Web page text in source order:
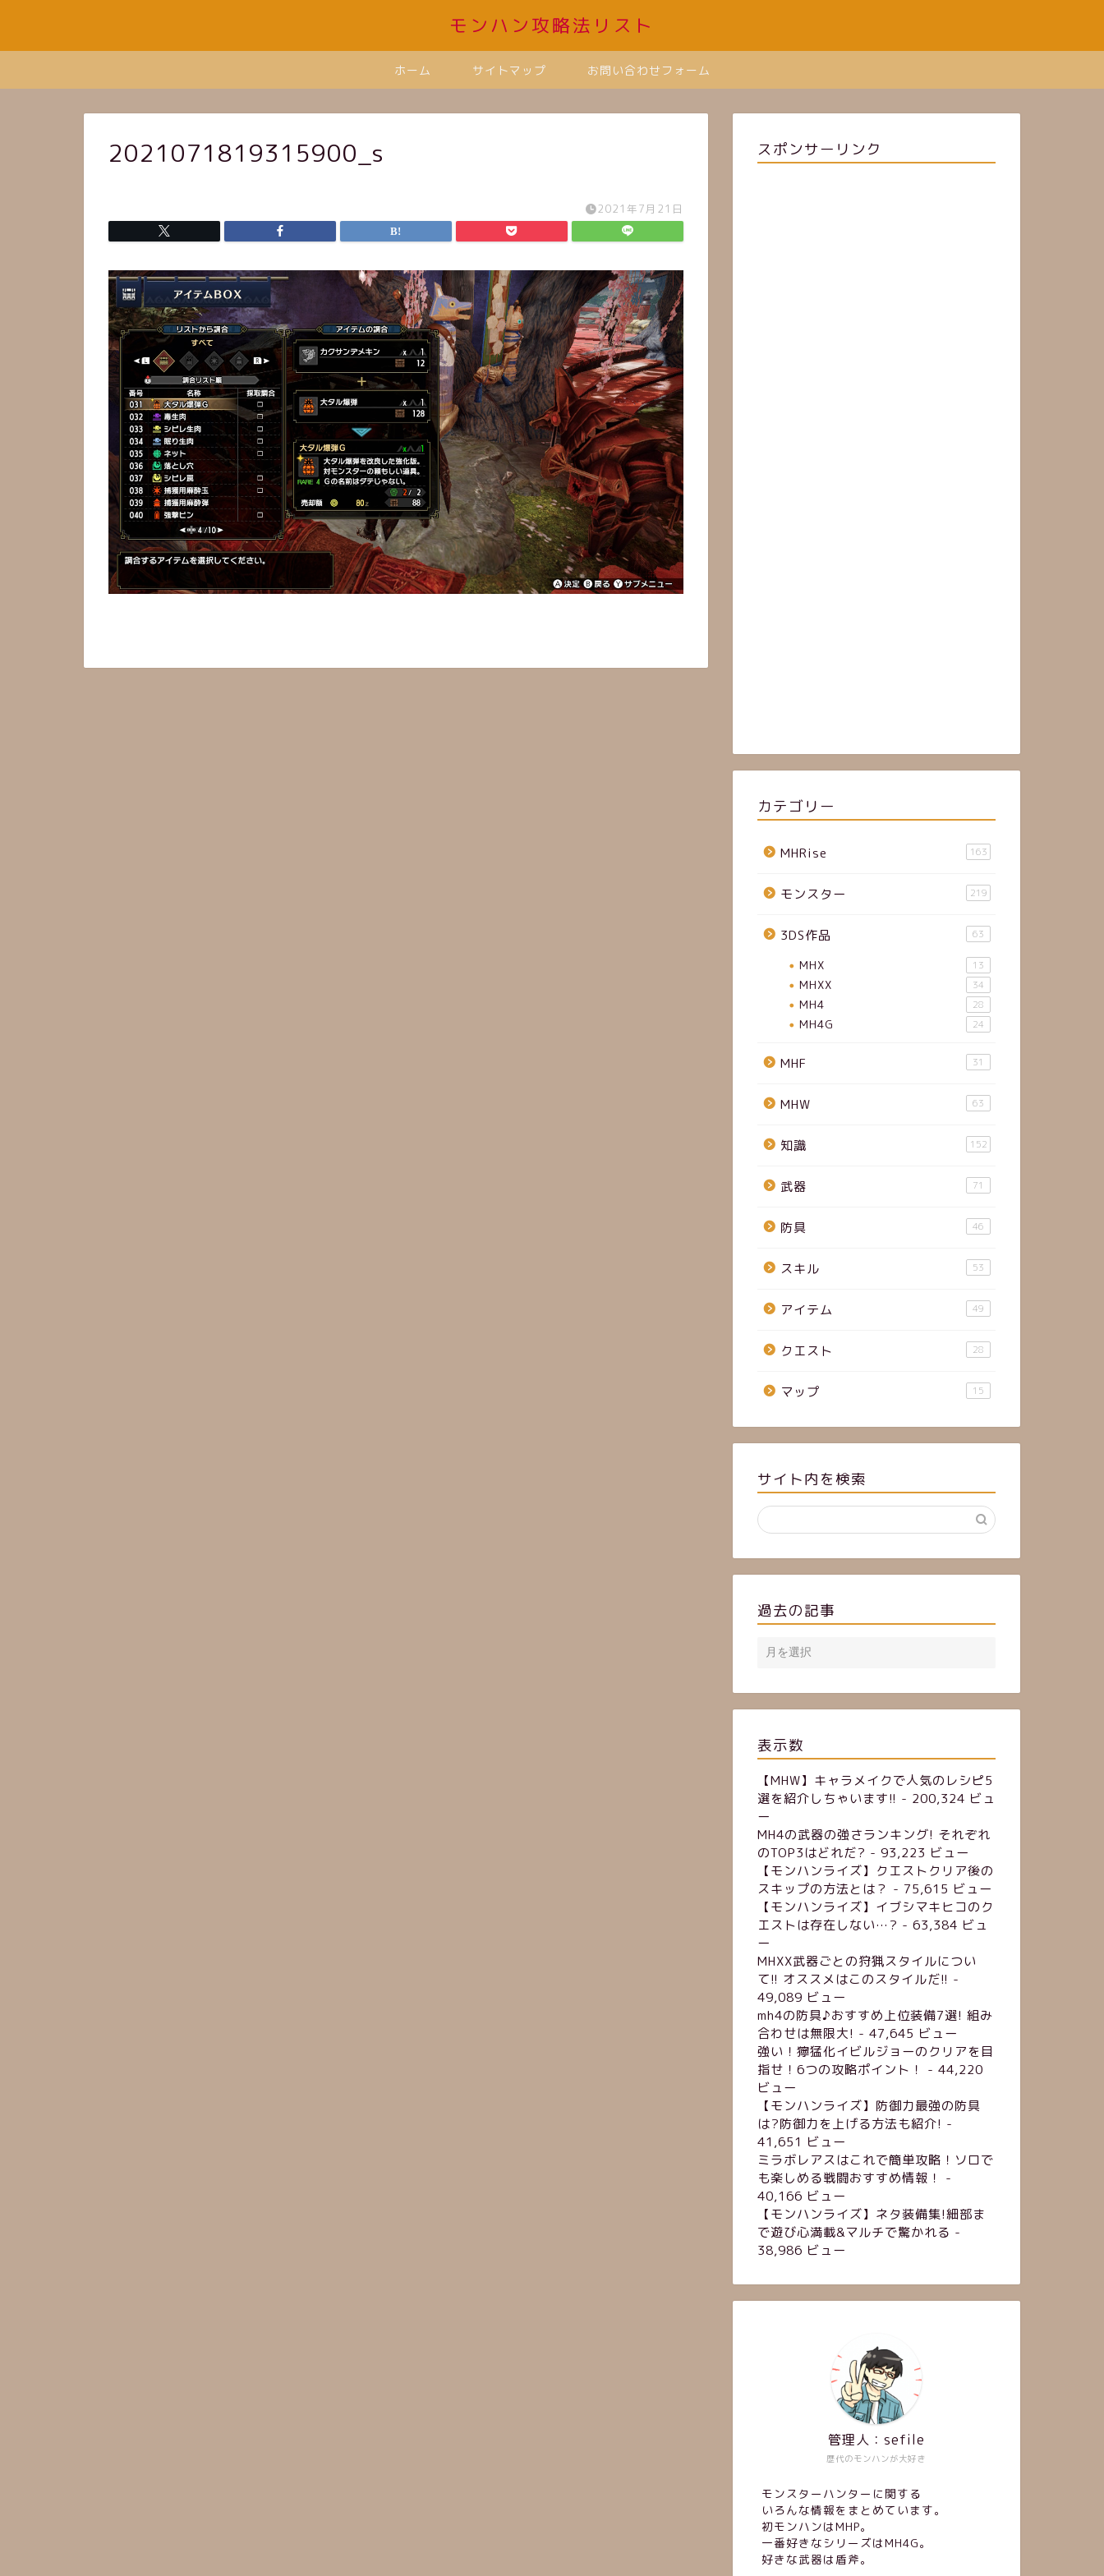
モンハン攻略法リスト
ホーム サイトマップ お問い合わせフォーム
2021071819315900_s
2021年7月21日
スポンサーリンク
カテゴリー
MHRise 163
モンスター 219
3DS作品 63
MHX 13
MHXX 34
MH4 28
MH4G 24
MHF 31
MHW 63
知識 152
武器 71
防具 46
スキル 53
アイテム 49
クエスト 28
マップ 15
サイト内を検索
過去の記事
表示数
【MHW】キャラメイクで人気のレシピ5
選を紹介しちゃいます!! - 200,324 ビュ
ー
MH4の武器の強さランキング! それぞれ
のTOP3はどれだ? - 93,223 ビュー
【モンハンライズ】クエストクリア後の
スキップの方法とは？ - 75,615 ビュー
【モンハンライズ】イブシマキヒコのク
エストは存在しない…? - 63,384 ビュ
ー
MHXX武器ごとの狩猟スタイルについ
て!! オススメはこのスタイルだ!! -
49,089 ビュー
mh4の防具♪おすすめ上位装備7選! 組み
合わせは無限大! - 47,645 ビュー
強い！獰猛化イビルジョーのクリアを目
指せ！6つの攻略ポイント！
- 44,220
ビュー
【モンハンライズ】防御力最強の防具
は?防御力を上げる方法も紹介! -
41,651 ビュー
ミラボレアスはこれで簡単攻略！ソロで
も楽しめる戦闘おすすめ情報！
-
40,166 ビュー
【モンハンライズ】ネタ装備集!細部ま
で遊び心満載&マルチで驚かれる -
38,986 ビュー
歴代のモンハンが大好き
管理人：sefile
モンスターハンターに関する
いろんな情報をまとめています。
初モンハンはMHP。
一番好きなシリーズはMH4G。
好きな武器は盾斧。